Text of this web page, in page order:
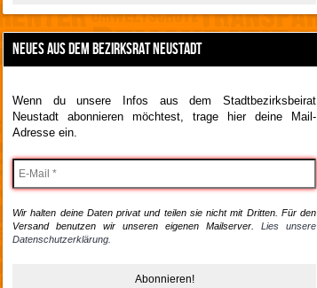
NEUES AUS DEM BEZIRKSRAT NEUSTADT
Wenn du unsere Infos aus dem Stadtbezirksbeirat
Neustadt abonnieren möchtest, trage hier deine Mail-
Adresse ein.
Wir halten deine Daten privat und teilen sie nicht mit Dritten. Für den
Versand benutzen wir unseren eigenen Mailserver. Lies unsere
Datenschutzerklärung.